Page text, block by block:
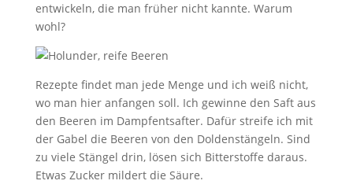
entwickeln, die man früher nicht kannte. Warum
wohl?
Rezepte findet man jede Menge und ich weiß nicht,
wo man hier anfangen soll. Ich gewinne den Saft aus
den Beeren im Dampfentsafter. Dafür streife ich mit
der Gabel die Beeren von den Doldenstängeln. Sind
zu viele Stängel drin, lösen sich Bitterstoffe daraus.
Etwas Zucker mildert die Säure.